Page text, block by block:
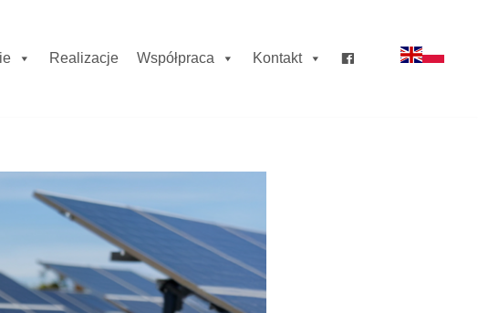
Realizacje Współpraca Kontakt